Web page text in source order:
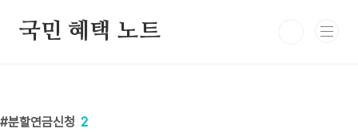
국민 혜택 노트
분할연금신청 2